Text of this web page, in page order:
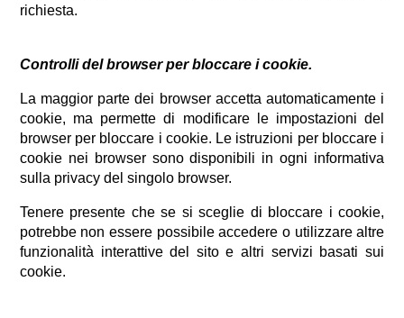
richiesta.
Controlli del browser per bloccare i cookie.
La maggior parte dei browser accetta automaticamente i
cookie, ma permette di modificare le impostazioni del
browser per bloccare i cookie. Le istruzioni per bloccare i
cookie nei browser sono disponibili in ogni informativa
sulla privacy del singolo browser.
Tenere presente che se si sceglie di bloccare i cookie,
potrebbe non essere possibile accedere o utilizzare altre
funzionalità interattive del sito e altri servizi basati sui
cookie.